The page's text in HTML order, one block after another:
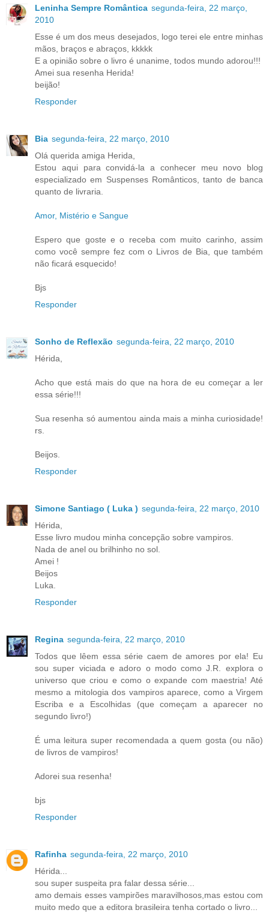
Leninha Sempre Romântica segunda-feira, 22 março,
2010
Esse é um dos meus desejados, logo terei ele entre minhas
mãos, braços e abraços, kkkkk
E a opinião sobre o livro é unanime, todos mundo adorou!!!
Amei sua resenha Herida!
beijão!
Responder
Bia segunda-feira, 22 março, 2010
Olá querida amiga Herida,
Estou aqui para convidá-la a conhecer meu novo blog
especializado em Suspenses Românticos, tanto de banca
quanto de livraria.
Amor, Mistério e Sangue
Espero que goste e o receba com muito carinho, assim
como você sempre fez com o Livros de Bia, que também
não ficará esquecido!
Bjs
Responder
Sonho de Reflexão segunda-feira, 22 março, 2010
Hérida,
Acho que está mais do que na hora de eu começar a ler
essa série!!!
Sua resenha só aumentou ainda mais a minha curiosidade!
rs.
Beijos.
Responder
Simone Santiago ( Luka ) segunda-feira, 22 março, 2010
Hérida,
Esse livro mudou minha concepção sobre vampiros.
Nada de anel ou brilhinho no sol.
Amei !
Beijos
Luka.
Responder
Regina segunda-feira, 22 março, 2010
Todos que lêem essa série caem de amores por ela! Eu
sou super viciada e adoro o modo como J.R. explora o
universo que criou e como o expande com maestria! Até
mesmo a mitologia dos vampiros aparece, como a Virgem
Escriba e a Escolhidas (que começam a aparecer no
segundo livro!)
É uma leitura super recomendada a quem gosta (ou não)
de livros de vampiros!
Adorei sua resenha!
bjs
Responder
Rafinha segunda-feira, 22 março, 2010
Hérida...
sou super suspeita pra falar dessa série...
amo demais esses vampirões maravilhosos,mas estou com
muito medo que a editora brasileira tenha cortado o livro...